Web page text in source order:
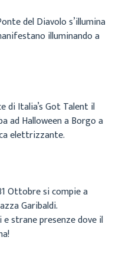
del Diavolo s’illumina
illuminando a
di Italia’s Got Talent il
ad Halloween a Borgo a
elettrizzante.
Ottobre si compie a
Garibaldi.
strane presenze dove il